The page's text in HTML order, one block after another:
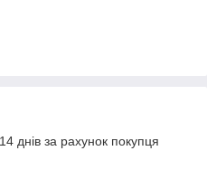
днів за рахунок покупця